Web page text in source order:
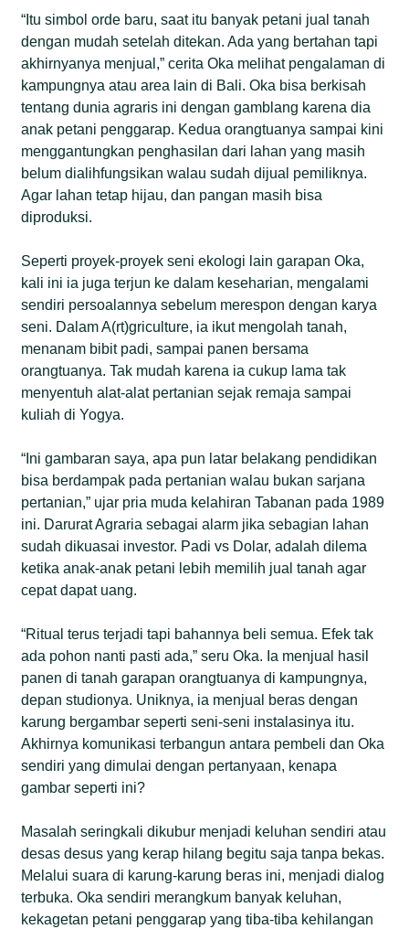
“Itu simbol orde baru, saat itu banyak petani jual tanah
dengan mudah setelah ditekan. Ada yang bertahan tapi
akhirnyanya menjual,” cerita Oka melihat pengalaman di
kampungnya atau area lain di Bali. Oka bisa berkisah
tentang dunia agraris ini dengan gamblang karena dia
anak petani penggarap. Kedua orangtuanya sampai kini
menggantungkan penghasilan dari lahan yang masih
belum dialihfungsikan walau sudah dijual pemiliknya.
Agar lahan tetap hijau, dan pangan masih bisa
diproduksi.
Seperti proyek-proyek seni ekologi lain garapan Oka,
kali ini ia juga terjun ke dalam keseharian, mengalami
sendiri persoalannya sebelum merespon dengan karya
seni. Dalam A(rt)griculture, ia ikut mengolah tanah,
menanam bibit padi, sampai panen bersama
orangtuanya. Tak mudah karena ia cukup lama tak
menyentuh alat-alat pertanian sejak remaja sampai
kuliah di Yogya.
“Ini gambaran saya, apa pun latar belakang pendidikan
bisa berdampak pada pertanian walau bukan sarjana
pertanian,” ujar pria muda kelahiran Tabanan pada 1989
ini. Darurat Agraria sebagai alarm jika sebagian lahan
sudah dikuasai investor. Padi vs Dolar, adalah dilema
ketika anak-anak petani lebih memilih jual tanah agar
cepat dapat uang.
“Ritual terus terjadi tapi bahannya beli semua. Efek tak
ada pohon nanti pasti ada,” seru Oka. Ia menjual hasil
panen di tanah garapan orangtuanya di kampungnya,
depan studionya. Uniknya, ia menjual beras dengan
karung bergambar seperti seni-seni instalasinya itu.
Akhirnya komunikasi terbangun antara pembeli dan Oka
sendiri yang dimulai dengan pertanyaan, kenapa
gambar seperti ini?
Masalah seringkali dikubur menjadi keluhan sendiri atau
desas desus yang kerap hilang begitu saja tanpa bekas.
Melalui suara di karung-karung beras ini, menjadi dialog
terbuka. Oka sendiri merangkum banyak keluhan,
kekagetan petani penggarap yang tiba-tiba kehilangan